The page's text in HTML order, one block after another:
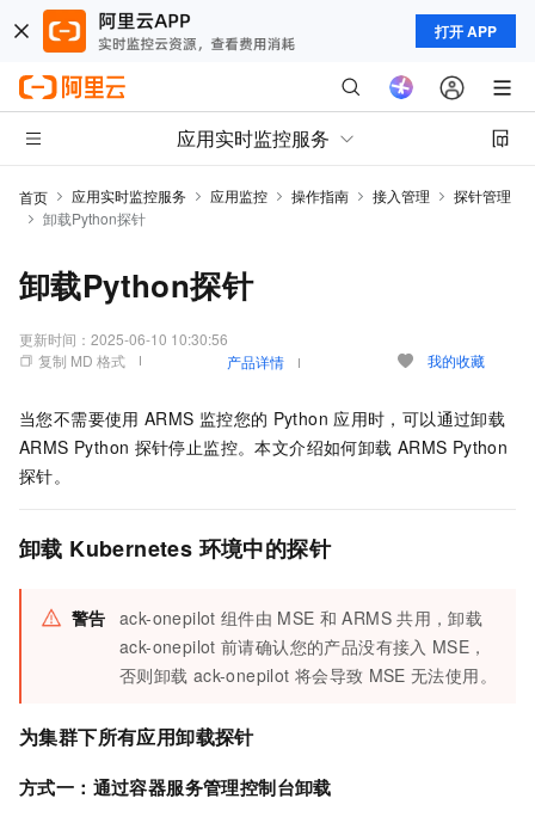
打开 APP
应用实时监控服务
首页 应用实时监控服务 应用监控 操作指南 接入管理
探针管理
卸载Python探针
卸载Python探针
更新时间： 2025-06-10 10:30:56
复制 MD 格式
产品详情 我的收藏
当您不需要使用 ARMS 监控您的 Python 应用时，可以通过卸载
ARMS Python 探针停止监控。本文介绍如何卸载 ARMS Python
探针。
卸载 Kubernetes 环境中的探针
警告 ack-onepilot 组件由 MSE 和 ARMS 共用，卸载
ack-onepilot 前请确认您的产品没有接入 MSE，
否则卸载 ack-onepilot 将会导致 MSE 无法使用。
为集群下所有应用卸载探针
方式一：通过容器服务管理控制台卸载